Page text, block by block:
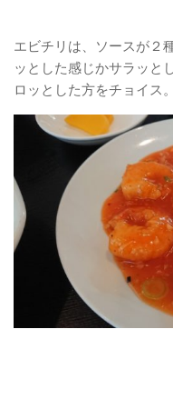
エビチリは、ソースが２
ッとした感じかサラッと
ロッとした方をチョイス。